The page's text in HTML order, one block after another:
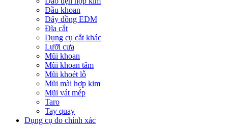
Đầu khoan
Dây đồng EDM
Đĩa cắt
Dụng cụ cắt khác
Lưỡi cưa
Mũi khoan
Mũi khoan tâm
Mũi khoét lỗ
Mũi mài hợp kim
Mũi vát mép
Taro
Tay quay
Dụng cụ đo chính xác